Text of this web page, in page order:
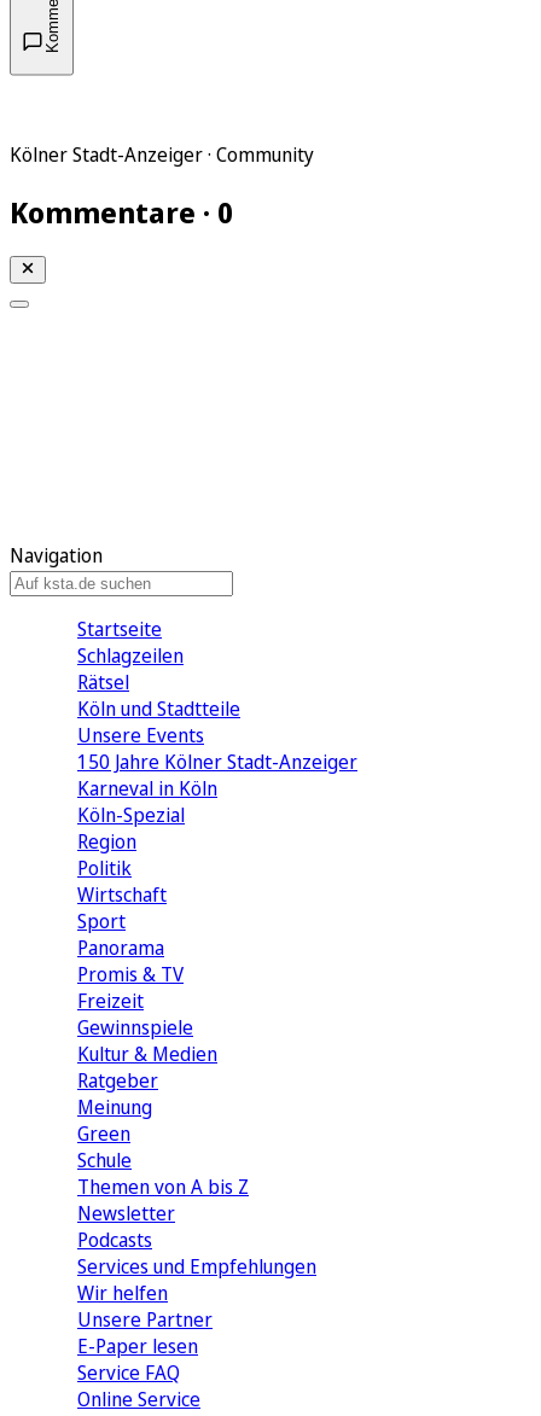
Kölner Stadt-Anzeiger · Community
Kommentare · 0
Navigation
Startseite
Schlagzeilen
Rätsel
Köln und Stadtteile
Unsere Events
150 Jahre Kölner Stadt-Anzeiger
Karneval in Köln
Köln-Spezial
Region
Politik
Wirtschaft
Sport
Panorama
Promis & TV
Freizeit
Gewinnspiele
Kultur & Medien
Ratgeber
Meinung
Green
Schule
Themen von A bis Z
Newsletter
Podcasts
Services und Empfehlungen
Wir helfen
Unsere Partner
E-Paper lesen
Service FAQ
Online Service